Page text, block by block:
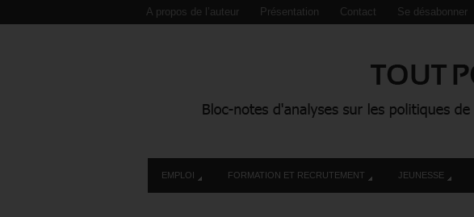
A propos de l’auteur Présentation Contact Se désabonner
EMPLOI FORMATION ET RECRUTEMENT JEUNESSE